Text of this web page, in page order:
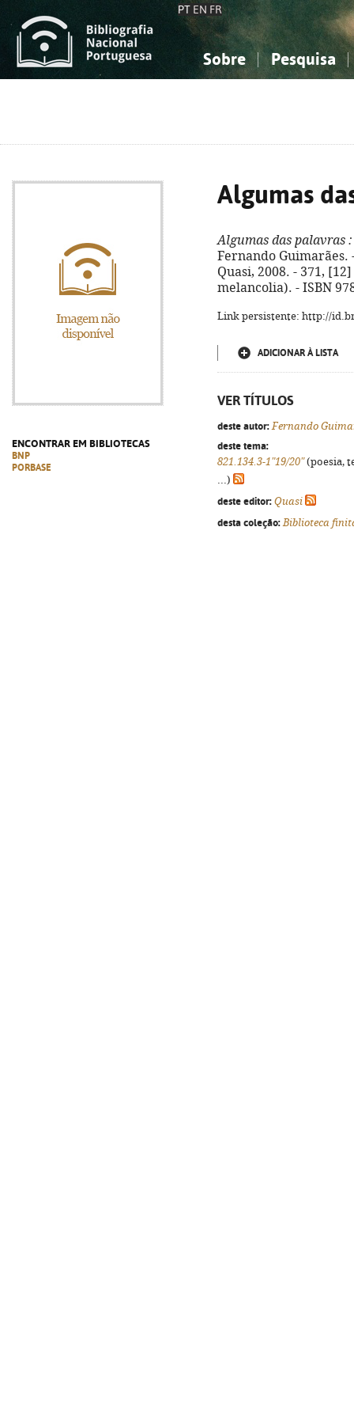
PT EN FR
Sobre Pesquisa
ENCONTRAR EM BIBLIOTECAS
BNP
PORBASE
Algumas
Algumas das palavras
Fernando Guimarães.
Quasi, 2008. - 371,
melancolia). - ISBN
Link persistente: http://
ADICIONAR À LISTA
VER TÍTULOS
deste autor: Fernando
deste tema:
821.134.3-1"19/20"(poesia,
...)
deste editor: Quasi
desta coleção: Biblioteca